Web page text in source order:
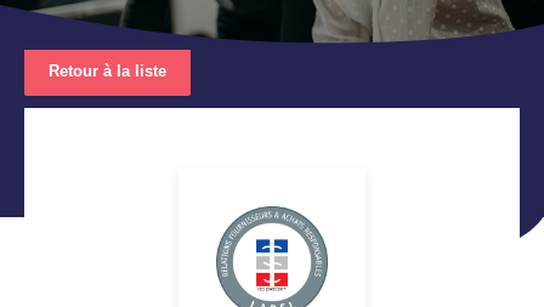
Retour à la liste